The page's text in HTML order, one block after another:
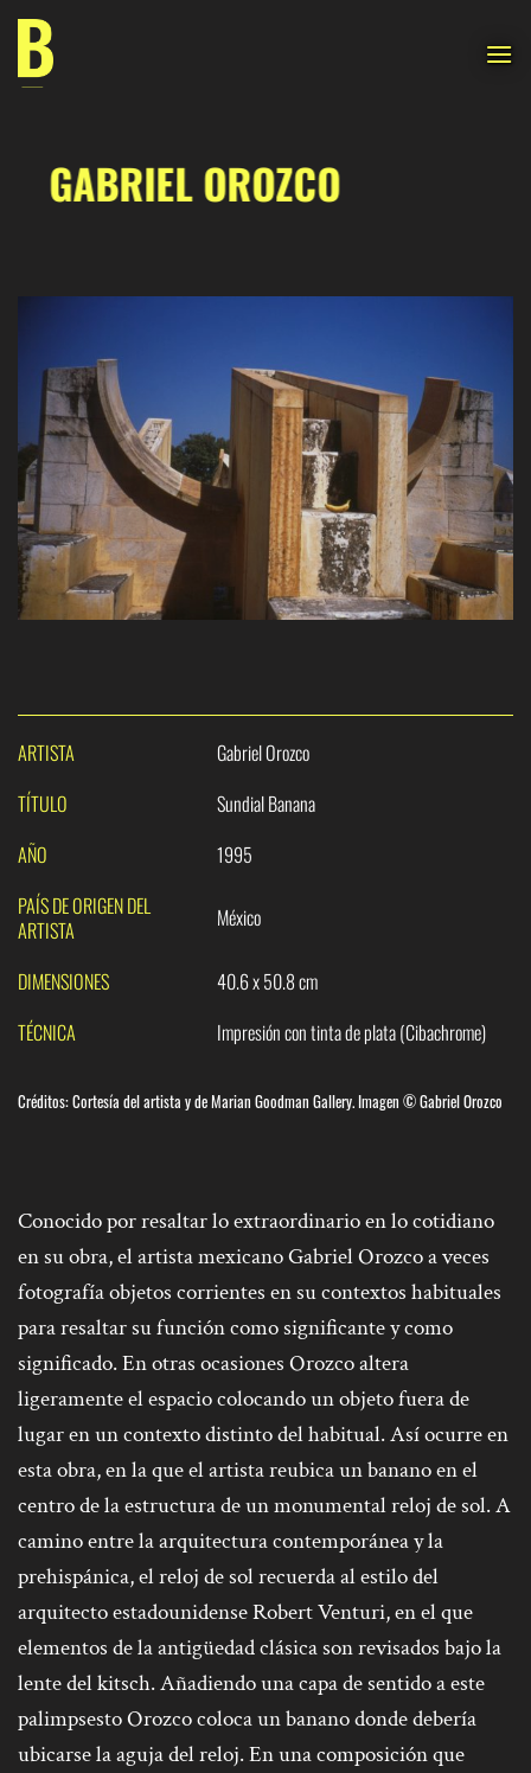
Saltar
contenido
GABRIEL OROZCO
ARTISTA
Gabriel Orozco
TÍTULO
Sundial Banana
AÑO
1995
PAÍS DE ORIGEN DEL
ARTISTA
México
DIMENSIONES
40.6 x 50.8 cm
TÉCNICA
Impresión con tinta de plata (Cibachrome)
Créditos: Cortesía del artista y de Marian Goodman Gallery. Imagen © Gabriel Orozco
Conocido por resaltar lo extraordinario en lo cotidiano
en su obra, el artista mexicano Gabriel Orozco a veces
fotografía objetos corrientes en su contextos habituales
para resaltar su función como significante y como
significado. En otras ocasiones Orozco altera
ligeramente el espacio colocando un objeto fuera de
lugar en un contexto distinto del habitual. Así ocurre en
esta obra, en la que el artista reubica un banano en el
centro de la estructura de un monumental reloj de sol. A
camino entre la arquitectura contemporánea y la
prehispánica, el reloj de sol recuerda al estilo del
arquitecto estadounidense Robert Venturi, en el que
elementos de la antigüedad clásica son revisados bajo la
lente del kitsch. Añadiendo una capa de sentido a este
palimpsesto Orozco coloca un banano donde debería
ubicarse la aguja del reloj. En una composición que